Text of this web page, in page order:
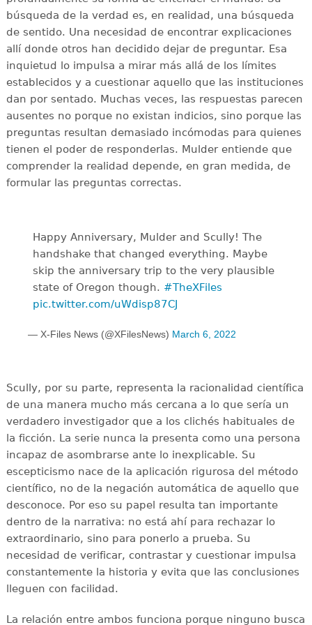
búsqueda de la verdad es, en realidad, una búsqueda
de sentido. Una necesidad de encontrar explicaciones
allí donde otros han decidido dejar de preguntar. Esa
inquietud lo impulsa a mirar más allá de los límites
establecidos y a cuestionar aquello que las instituciones
dan por sentado. Muchas veces, las respuestas parecen
ausentes no porque no existan indicios, sino porque las
preguntas resultan demasiado incómodas para quienes
tienen el poder de responderlas. Mulder entiende que
comprender la realidad depende, en gran medida, de
formular las preguntas correctas.
Happy Anniversary, Mulder and Scully! The
handshake that changed everything. Maybe
skip the anniversary trip to the very plausible
state of Oregon though. #TheXFiles
pic.twitter.com/uWdisp87CJ
— X-Files News (@XFilesNews) March 6, 2022
Scully, por su parte, representa la racionalidad científica
de una manera mucho más cercana a lo que sería un
verdadero investigador que a los clichés habituales de
la ficción. La serie nunca la presenta como una persona
incapaz de asombrarse ante lo inexplicable. Su
escepticismo nace de la aplicación rigurosa del método
científico, no de la negación automática de aquello que
desconoce. Por eso su papel resulta tan importante
dentro de la narrativa: no está ahí para rechazar lo
extraordinario, sino para ponerlo a prueba. Su
necesidad de verificar, contrastar y cuestionar impulsa
constantemente la historia y evita que las conclusiones
lleguen con facilidad.
La relación entre ambos funciona porque ninguno busca